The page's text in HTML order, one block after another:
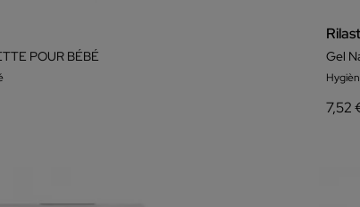
POUR BÉBÉ Gel
7,52